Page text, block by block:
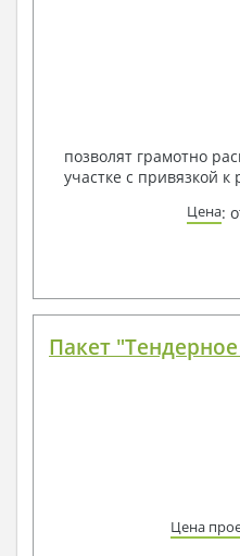
позволят грамотно
участке с привязкой к
Цена:
Пакет
Цена